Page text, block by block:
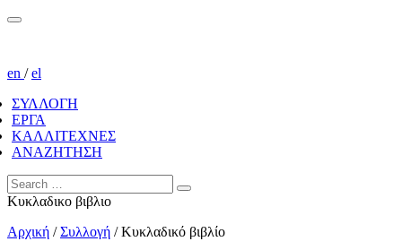
en /el
ΣΥΛΛΟΓΗ
ΕΡΓΑ
ΚΑΛΛΙΤΕΧΝΕΣ
ΑΝΑΖΗΤΗΣΗ
Κυκλαδικο βιβλιο
Αρχική /Συλλογή /Κυκλαδικό βιβλίο